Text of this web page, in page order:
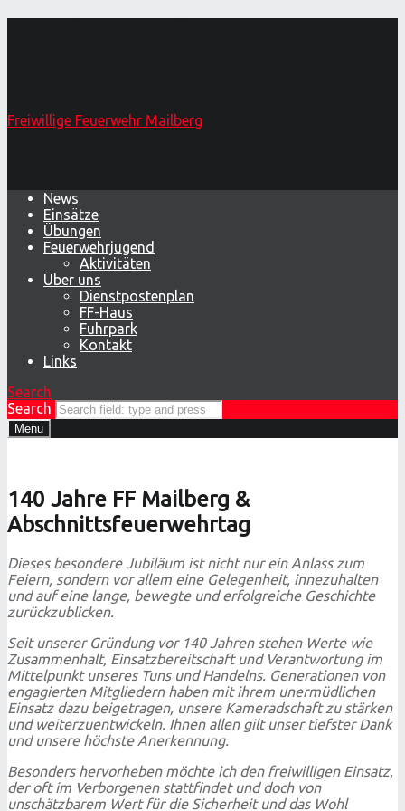
Freiwillige Feuerwehr Mailberg
News
Einsätze
Übungen
Feuerwehrjugend
Aktivitäten
Über uns
Dienstpostenplan
FF-Haus
Fuhrpark
Kontakt
Links
Search
Search
Menu
140 Jahre FF Mailberg &
Abschnittsfeuerwehrtag
Dieses besondere Jubiläum ist nicht nur ein Anlass zum
Feiern, sondern vor allem eine Gelegenheit, innezuhalten
und auf eine lange, bewegte und erfolgreiche Geschichte
zurückzublicken.
Seit unserer Gründung vor 140 Jahren stehen Werte wie
Zusammenhalt, Einsatzbereitschaft und Verantwortung im
Mittelpunkt unseres Tuns und Handelns. Generationen von
engagierten Mitgliedern haben mit ihrem unermüdlichen
Einsatz dazu beigetragen, unsere Kameradschaft zu stärken
und weiterzuentwickeln. Ihnen allen gilt unser tiefster Dank
und unsere höchste Anerkennung.
Besonders hervorheben möchte ich den freiwilligen Einsatz,
der oft im Verborgenen stattfindet und doch von
unschätzbarem Wert für die Sicherheit und das Wohl